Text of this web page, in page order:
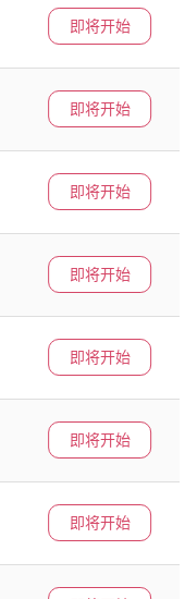
即将开始
即将开始
即将开始
即将开始
即将开始
即将开始
即将开始